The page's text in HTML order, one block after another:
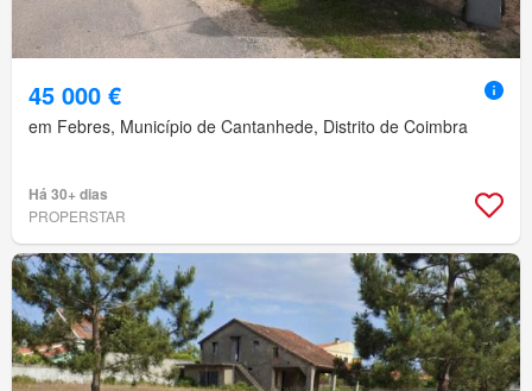
45 000 €
em Febres, Município de Cantanhede, Distrito de Coimbra
Há 30+ dias
PROPERSTAR